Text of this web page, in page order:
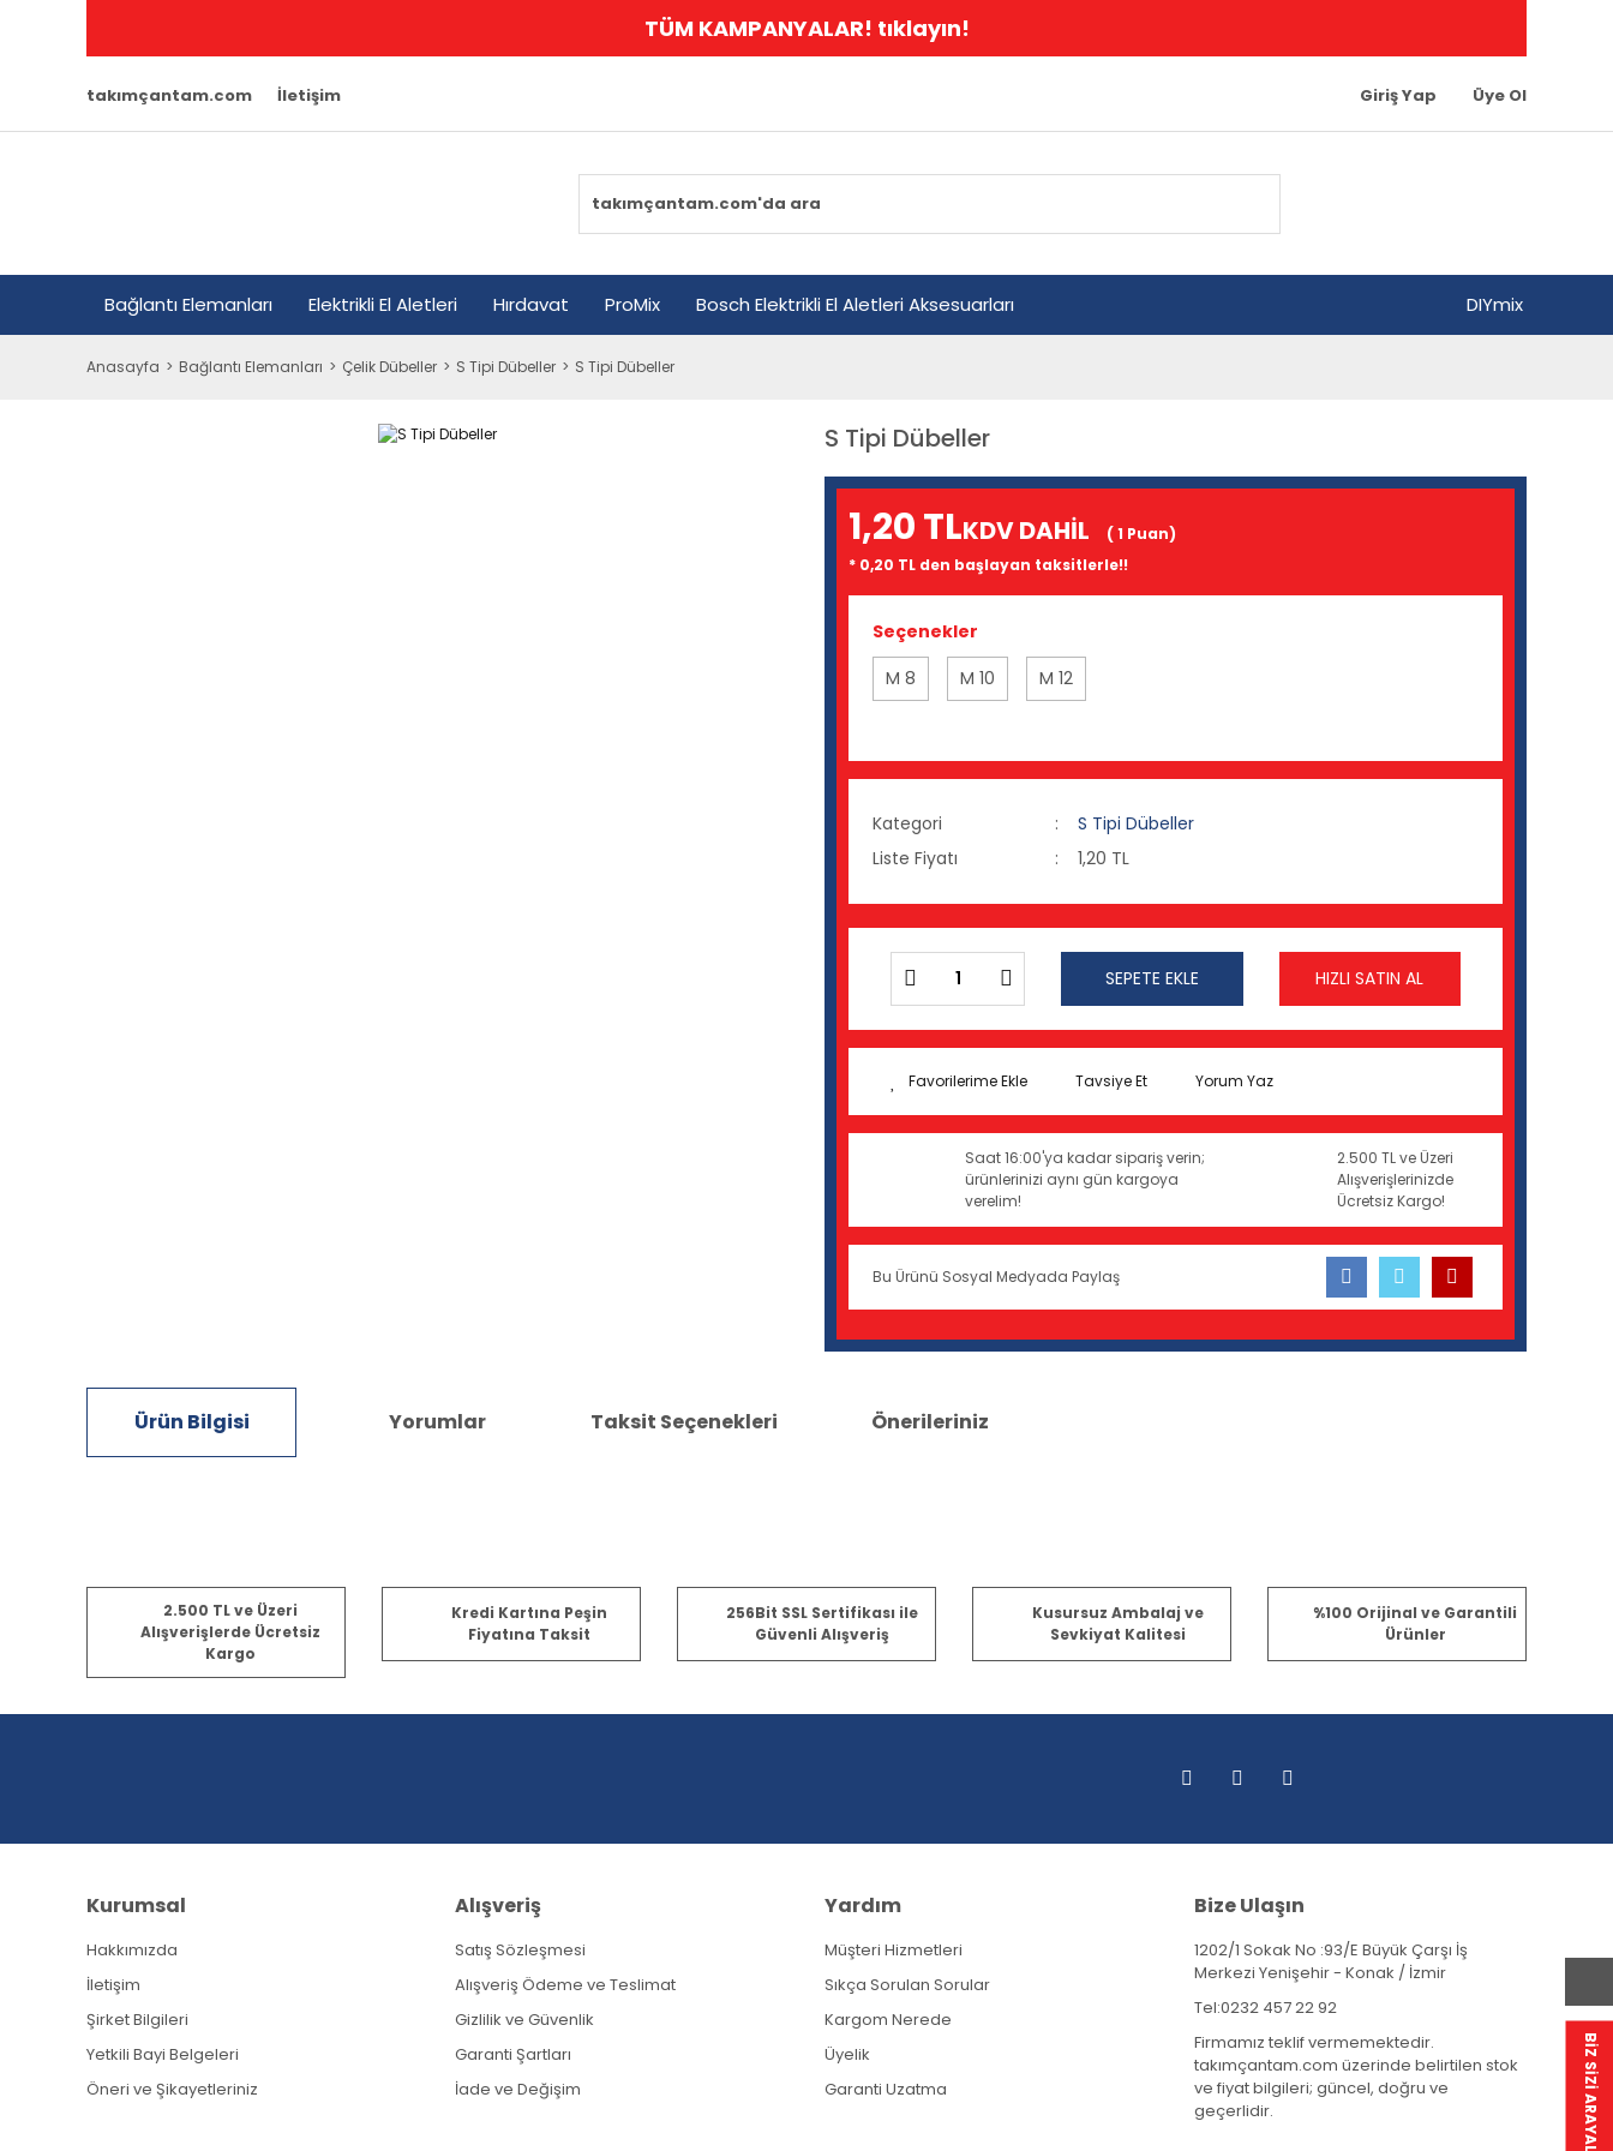
TÜM KAMPANYALAR! tıklayın!
takımçantam.com İletişim Giriş Yap Üye Ol
Bağlantı Elemanları Elektrikli El Aletleri Hırdavat ProMix Bosch Elektrikli El Aletleri Aksesuarları DIYmix
Anasayfa Bağlantı Elemanları Çelik Dübeller S Tipi Dübeller S Tipi Dübeller
S Tipi Dübeller
1,20 TLKDV DAHİL
( 1 Puan)
* 0,20 TL den başlayan taksitlerle!!
Seçenekler
M 8
M 10 M 12
Kategori
S Tipi Dübeller
Liste Fiyatı
1,20 TL
SEPETE EKLE HIZLI SATIN AL
Tavsiye Et Yorum Yaz
Saat 16:00'ya kadar sipariş verin;
ürünlerinizi aynı gün kargoya
verelim!
2.500 TL ve Üzeri
Alışverişlerinizde
Ücretsiz Kargo!
Bu Ürünü Sosyal Medyada Paylaş
Ürün Bilgisi Yorumlar Taksit Seçenekleri Önerileriniz
Bu ürüne ilk yorumu siz yapın!
Bu ürünün fiyat bilgisi, resim, ürün açıklamalarında ve diğer konularda yetersiz gördüğünüz noktaları öneri formunu kullanarak tarafımıza iletebilirsiniz.
Görüş ve önerileriniz için teşekkür ederiz.
Ürün resmi kalitesiz, bozuk veya görüntülenemiyor.
Ürün açıklamasında eksik bilgiler bulunuyor.
2.500 TL ve Üzeri
Alışverişlerde Ücretsiz
Kargo
Kredi Kartına Peşin
Fiyatına Taksit
256Bit SSL Sertifikası ile
Güvenli Alışveriş
Kusursuz Ambalaj ve
Sevkiyat Kalitesi
%100 Orijinal ve Garantili
Ürünler
Kurumsal
Hakkımızda
İletişim
Şirket Bilgileri
Yetkili Bayi Belgeleri
Öneri ve Şikayetleriniz
Alışveriş
Satış Sözleşmesi
Alışveriş Ödeme ve Teslimat
Gizlilik ve Güvenlik
Garanti Şartları
İade ve Değişim
Yardım
Müşteri Hizmetleri
Sıkça Sorulan Sorular
Kargom Nerede
Üyelik
Garanti Uzatma
Bize Ulaşın
1202/1 Sokak No :93/E Büyük Çarşı İş
Merkezi Yenişehir - Konak / İzmir
Tel:0232 457 22 92
Firmamız teklif vermemektedir.
takımçantam.com üzerinde belirtilen stok
ve fiyat bilgileri; güncel, doğru ve
geçerlidir.
BİZ SİZİ ARAYALIM